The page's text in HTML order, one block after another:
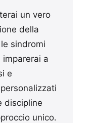
un vero
della
sindromi
imparerai a
e
discipline
unico.